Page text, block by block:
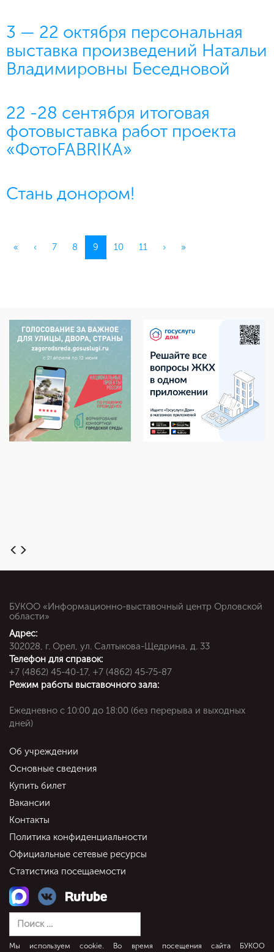
3 — 22 октября персональная
выставка произведений Натальи
Владимировны Беседновой
22 -28 сентября итоговая
фотовыставка работ проекта
«ФотоFABRIKA»
Стань донором!
« ‹ 7 8 9 (current)
10 11 › »
БУКОО «Информационно-выставочный центр Орловской
области»
Адрес:
302028, г. Орел, ул. Салтыкова-Щедрина, д. 33
Телефон для справок:
+7 (4862) 45-40-17, +7 (4862) 45-75-87
Режим работы выставочного зала:
Ежедневно c 10:00 до 18:00 (без перерыва и выходных
дней)
Об учреждении
Основные сведения
Купить билет
Вакансии
Контакты
Политика конфиденциальности
Официальные сетевые ресурсы
Статистика посещаемости
Мы используем cookie. Во время посещения сайта БУКОО